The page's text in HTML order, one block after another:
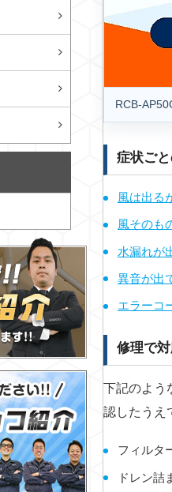
RCB-
症状ご
風は出る
風そのも
水漏れが
異音が出
エラーコ
修理で
下記のよう
認したうえ
フィルタ
ドレン詰